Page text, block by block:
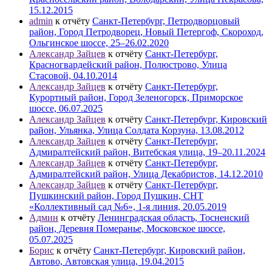
15.12.2015
admin к отчёту Санкт-Петербург, Петродворцовый
район, Город Петродворец, Новый Петергоф, Скороход,
Ольгинское шоссе, 25–26.02.2020
Александр Зайцев к отчёту Санкт-Петербург,
Красногвардейский район, Полюстрово, Улица
Стасовой, 04.10.2014
Александр Зайцев к отчёту Санкт-Петербург,
Курортный район, Город Зеленогорск, Приморское
шоссе, 06.07.2025
Александр Зайцев к отчёту Санкт-Петербург, Кировский
район, Ульянка, Улица Солдата Корзуна, 13.08.2012
Александр Зайцев к отчёту Санкт-Петербург,
Адмиралтейский район, Витебская улица, 19–20.11.2024
Александр Зайцев к отчёту Санкт-Петербург,
Адмиралтейский район, Улица Декабристов, 14.12.2010
Александр Зайцев к отчёту Санкт-Петербург,
Пушкинский район, Город Пушкин, СНТ
«Коллективный сад №6», 1-я линия, 20.05.2019
Админ к отчёту Ленинградская область, Тосненский
район, Деревня Померанье, Московское шоссе,
05.07.2025
Борис к отчёту Санкт-Петербург, Кировский район,
Автово, Автовская улица, 19.04.2015